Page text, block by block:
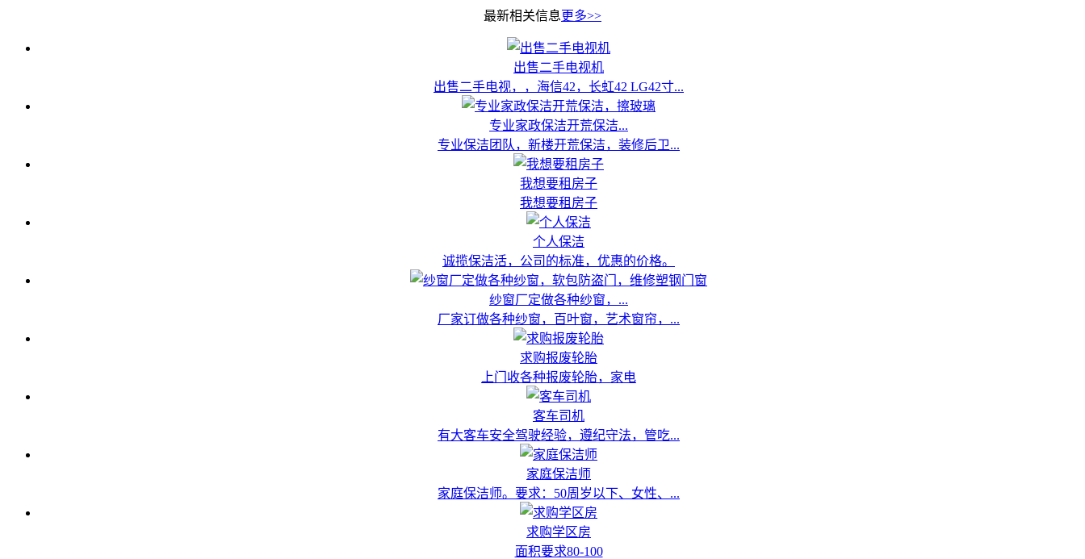
最新相关信息更多>>
出售二手电视机
出售二手电视，，海信42，长虹42 LG42寸...
专业家政保洁开荒保洁...
专业保洁团队，新楼开荒保洁，装修后卫...
我想要租房子
我想要租房子
个人保洁
诚揽保洁活，公司的标准，优惠的价格。
纱窗厂定做各种纱窗，...
厂家订做各种纱窗，百叶窗，艺术窗帘，...
求购报废轮胎
上门收各种报废轮胎，家电
客车司机
有大客车安全驾驶经验，遵纪守法，管吃...
家庭保洁师
家庭保洁师。要求：50周岁以下、女性、...
求购学区房
面积要求80-100